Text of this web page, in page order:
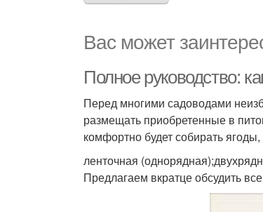
Вас может
Полное руководство:
Перед многими садоводами
размещать приобретенные в
комфортно будет собирать
ленточная
Предлагаем вкратце обсудить